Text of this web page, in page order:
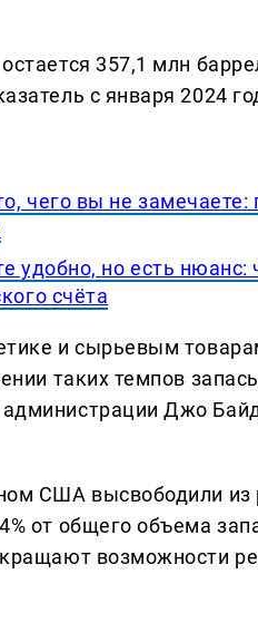
357,1 млн
с января 2024
чего вы не
удобно, но есть
счёта
и сырьевым
таких темпов
Джо
США высвободили из
от общего объема
возможности